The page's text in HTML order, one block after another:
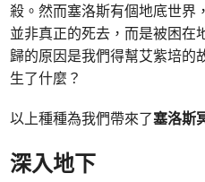
殺。然而塞洛斯有個地底世界
並非真正的死去，而是被困在
歸的原因是我們得幫艾紫培的
生了什麼？
以上種種為我們帶來了塞洛斯
深入地下